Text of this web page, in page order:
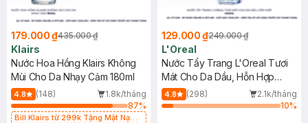
179.000 ₫435.000 ₫
Klairs
Nước Hoa Hồng Klairs Không
Mùi Cho Da Nhạy Cảm 180ml
4.8 (148)
1.8k/tháng
87%
Bill Klairs từ 299k Tặng Mặt Nạ
129.000 ₫249.000 ₫
L'Oreal
Nước Tẩy Trang L'Oreal Tươi
Mát Cho Da Dầu, Hỗn Hợp
400ml
4.8 (298)
2.1k/tháng
10%